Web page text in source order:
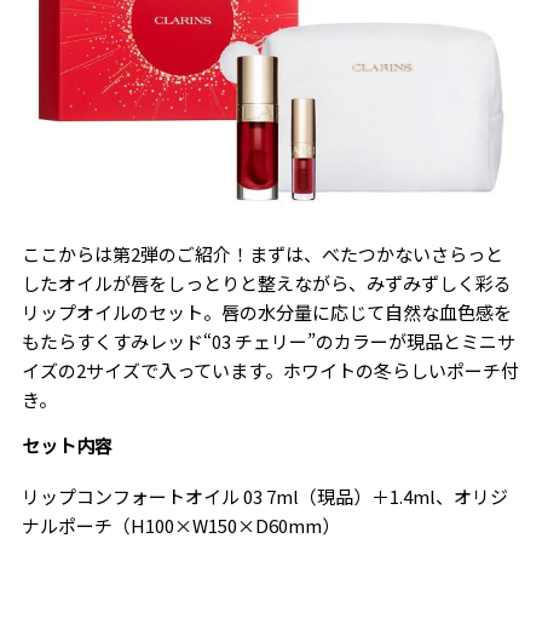
ここからは第2弾のご紹介！まずは、べたつかないさらっと
したオイルが唇をしっとりと整えながら、みずみずしく彩る
リップオイルのセット。唇の水分量に応じて自然な血色感を
もたらすくすみレッド“03 チェリー”のカラーが現品とミニサ
イズの2サイズで入っています。ホワイトの冬らしいポーチ付
き。
セット内容
リップコンフォートオイル 03 7ml（現品）＋1.4ml、オリジ
ナルポーチ（H100×W150×D60mm）